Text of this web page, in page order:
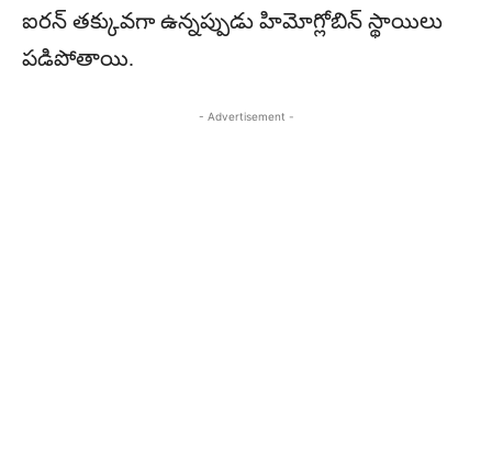
ఐరన్ తక్కువగా ఉన్నప్పుడు హిమోగ్లోబిన్ స్థాయిలు
పడిపోతాయి.
- Advertisement -